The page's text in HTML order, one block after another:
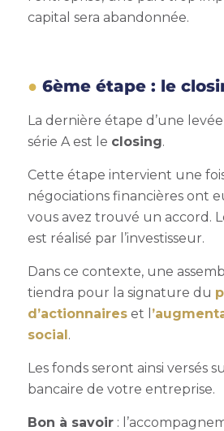
capital sera abandonnée.
6ème étape : le
La dernière étape d’une
série Aest le closing.
Cette étape intervient une
négociations financières ont
vous avez trouvé un accord.
est réalisé par l’investisseur.
Dans ce contexte, une
tiendra pour la signature du
d’actionnaireset l
social.
Les fonds seront ainsi versés
bancaire de votre entreprise.
Bon à savoir: